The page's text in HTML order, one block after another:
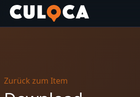
Zurück zum Item